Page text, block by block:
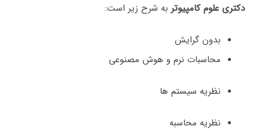
دکتری ﻋﻠﻮم ﻛﺎﻣﭙﻴﻮﺗﺮ به شرح زیر است:
بدون گرایش
محاسبات نرم و هوش مصنوعی
نظریه سیستم ها
نظریه محاسبه